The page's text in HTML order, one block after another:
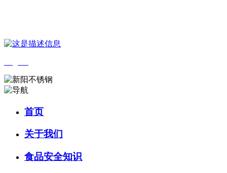
首页
关于我们
食品安全知识